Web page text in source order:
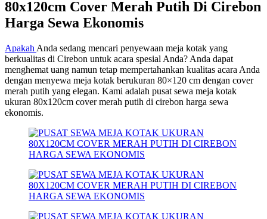
80x120cm Cover Merah Putih Di Cirebon
Harga Sewa Ekonomis
Apakah Anda sedang mencari penyewaan meja kotak yang
berkualitas di Cirebon untuk acara spesial Anda? Anda dapat
menghemat uang namun tetap mempertahankan kualitas acara Anda
dengan menyewa meja kotak berukuran 80×120 cm dengan cover
merah putih yang elegan. Kami adalah pusat sewa meja kotak
ukuran 80x120cm cover merah putih di cirebon harga sewa
ekonomis.